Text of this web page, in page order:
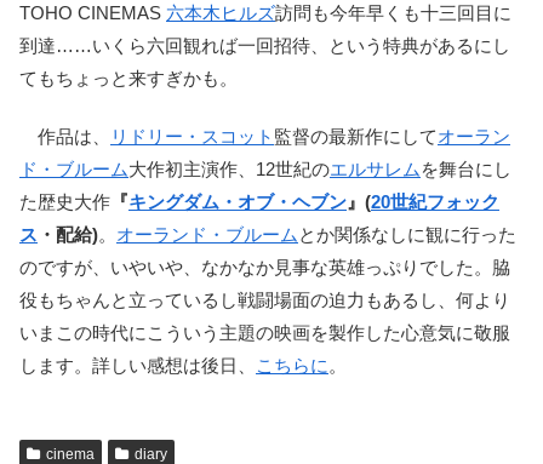
TOHO CINEMAS 六本木ヒルズ訪問も今年早くも十三回目に
到達……いくら六回観れば一回招待、という特典があるにし
てもちょっと来すぎかも。
作品は、 リドリー・スコット 監督の最新作にしてオーラン
ド・ブルーム大作初主演作、12世紀のエルサレム を舞台にし
た歴史大作 『キングダム・オブ・ヘブン 』(20世紀フォック
ス ・配給)。 オーランド・ブルーム とか関係なしに観に行った
のですが、いやいや、なかなか見事な英雄っぷりでした。脇
役もちゃんと立っているし戦闘場面の迫力もあるし、何より
いまこの時代にこういう主題の映画を製作した心意気に敬服
します。詳しい感想は後日、
こちらに 。
cinema diary